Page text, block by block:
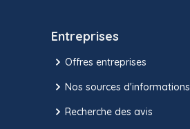
Entreprises
Offres entreprises
Nos sources d'informations
Recherche des avis